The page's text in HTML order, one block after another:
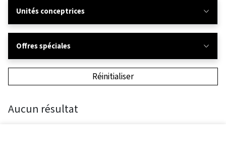
Unités conceptrices
Offres spéciales
Réinitialiser
Aucun résultat